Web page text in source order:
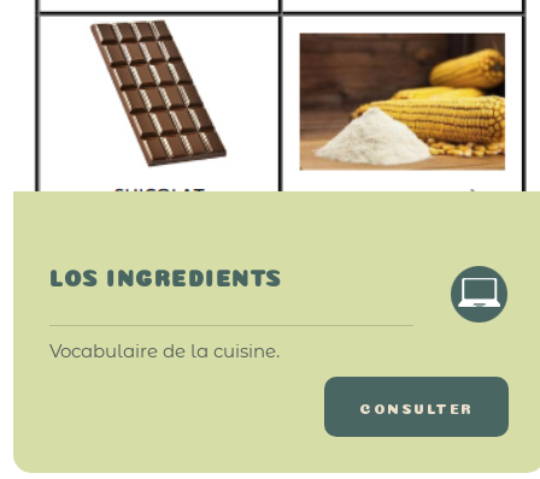
LOS INGREDIENTS
Vocabulaire de la cuisine.
CONSULTER